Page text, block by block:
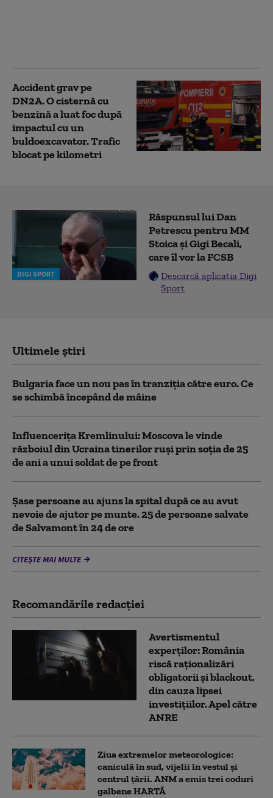
Accident grav pe
DN2A. O cisternă cu
benzină a luat foc după
impactul cu un
buldoexcavator. Trafic
blocat pe kilometri
DIGI SPORT
Răspunsul lui Dan
Petrescu pentru MM
Stoica și Gigi Becali,
care îl vor la FCSB
Descarcă aplicația Digi
Sport
Ultimele știri
Bulgaria face un nou pas în tranziţia către euro. Ce
se schimbă începând de mâine
Influencerița Kremlinului: Moscova le vinde
războiul din Ucraina tinerilor ruși prin soția de 25
de ani a unui soldat de pe front
Șase persoane au ajuns la spital după ce au avut
nevoie de ajutor pe munte. 25 de persoane salvate
de Salvamont în 24 de ore
CITEȘTE MAI MULTE
Recomandările redacţiei
Avertismentul
experților: România
riscă raționalizări
obligatorii și blackout,
din cauza lipsei
investițiilor. Apel către
ANRE
Ziua extremelor meteorologice:
caniculă în sud, vijelii în vestul și
centrul țării. ANM a emis trei coduri
galbene HARTĂ